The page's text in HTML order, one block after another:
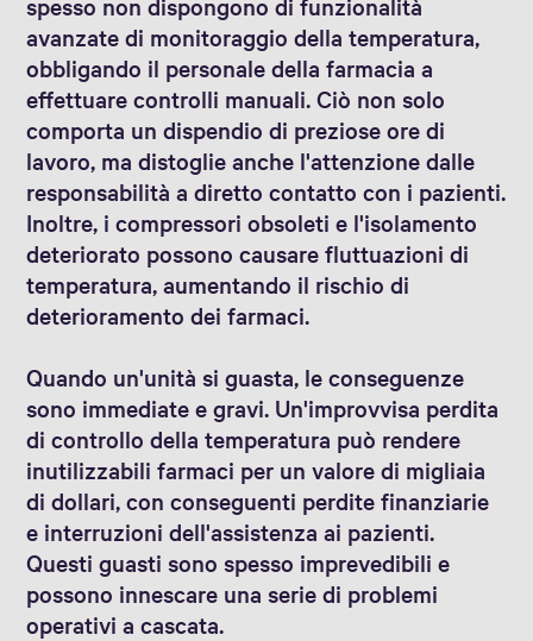
avanzate di monitoraggio della temperatura,
obbligando il personale della farmacia a
effettuare controlli manuali. Ciò non solo
comporta un dispendio di preziose ore di
lavoro, ma distoglie anche l'attenzione dalle
responsabilità a diretto contatto con i pazienti.
Inoltre, i compressori obsoleti e l'isolamento
deteriorato possono causare fluttuazioni di
temperatura, aumentando il rischio di
deterioramento dei farmaci.
Quando un'unità si guasta, le conseguenze
sono immediate e gravi. Un'improvvisa perdita
di controllo della temperatura può rendere
inutilizzabili farmaci per un valore di migliaia
di dollari, con conseguenti perdite finanziarie
e interruzioni dell'assistenza ai pazienti.
Questi guasti sono spesso imprevedibili e
possono innescare una serie di problemi
operativi a cascata.